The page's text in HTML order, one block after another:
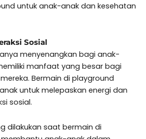
untuk anak-anak dan kesehatan
Sosial
menyenangkan bagi anak-
manfaat yang besar bagi
Bermain di playground
untuk melepaskan energi dan
sosial.
dilakukan saat bermain di